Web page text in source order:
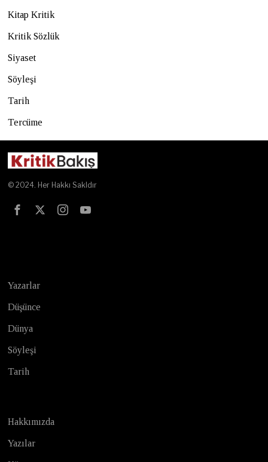
Kitap Kritik
Kritik Sözlük
Siyaset
Söyleşi
Tarih
Tercüme
© 2024. Her Hakkı Sakldır
Yazarlar
Düşünce
Dünya
Söyleşi
Tarih
Hakkımızda
Yazılar